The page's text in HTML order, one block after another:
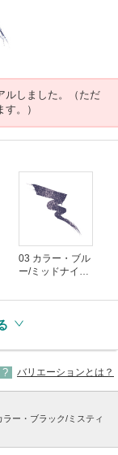
ルしました。（ただ
。）
03 カラー・ブル
ー/ミッドナイト
バリエーションとは？
ー・ブラック/ミスティ